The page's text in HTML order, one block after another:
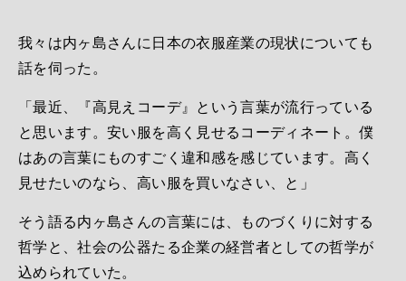
我々は内ヶ島さんに日本の衣服産業の現状についても
話を伺った。
「最近、『高見えコーデ』という言葉が流行っている
と思います。安い服を高く見せるコーディネート。僕
はあの言葉にものすごく違和感を感じています。高く
見せたいのなら、高い服を買いなさい、と」
そう語る内ヶ島さんの言葉には、ものづくりに対する
哲学と、社会の公器たる企業の経営者としての哲学が
込められていた。